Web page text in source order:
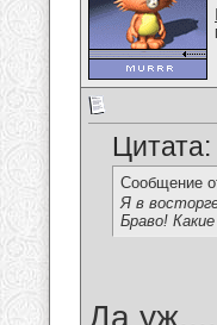
Цитата:
Сообщение
Я в
Браво!